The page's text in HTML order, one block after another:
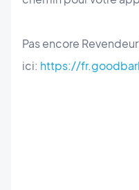
Pas encore
ici: https://